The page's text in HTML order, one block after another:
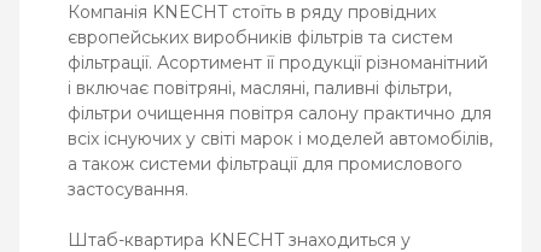
Компанія KNECHT стоїть в ряду провідних
європейських виробників фільтрів та систем
фільтрації. Асортимент її продукції різноманітний
і включає повітряні, масляні, паливні фільтри,
фільтри очищення повітря салону практично для
всіх існуючих у світі марок і моделей автомобілів,
а також системи фільтрації для промислового
застосування.
Штаб-квартира KNECHT знаходиться у